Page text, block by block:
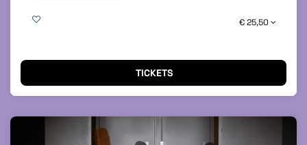
€ 25,50
TICKETS